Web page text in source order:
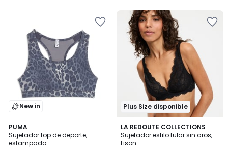
New in
PUMA
Sujetador top de deporte,
estampado
Plus Size disponible
LA REDOUTE COLLECTIONS
Sujetador estilo fular sin aros,
Lison
4,5
/ 5
3
Colores